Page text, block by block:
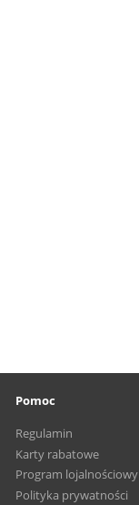
Pomoc
Regulamin
Karty rabatowe
Program lojalnościowy
Polityka prywatności